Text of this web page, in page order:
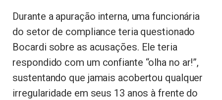
Durante a apuração interna, uma funcionária
do setor de compliance teria questionado
Bocardi sobre as acusações. Ele teria
respondido com um confiante “olha no ar!”,
sustentando que jamais acobertou qualquer
irregularidade em seus 13 anos à frente do